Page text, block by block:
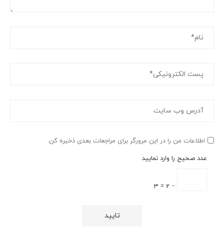
اطلاعات من را در این مرورگر برای مراجعات بعدی ذخیره کن.
عدد صحیح را وارد نمایید
− 2 = 3